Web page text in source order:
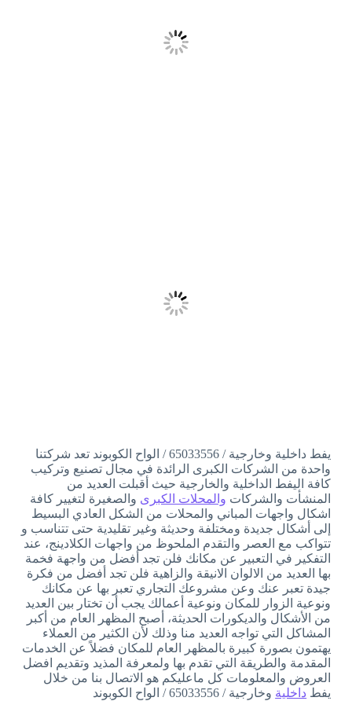
يفط داخلية وخارجية / 65033556 / الواح الكوبوند تعد شركتنا
واحدة من الشركات الكبرى الرائدة في مجال تصنيع وتركيب
كافة اليفط الداخلية والخارجية حيث أقبلت العديد من
المنشأت والشركات والمحلات الكبرى والصغيرة لتغيير كافة
اشكال واجهات المباني والمحلات من الشكل العادي البسيط
إلى أشكال جديدة ومختلفة وحديثة وغير تقليدية حتى تتناسب و
تتواكب مع العصر والتقدم الملحوظ من واجهات الكلادينج، عند
التفكير في التعبير عن مكانك فلن تجد أفضل من واجهة فخمة
بها العديد من الالوان الانيقة والزاهية فلن تجد أفضل من فكرة
جيدة تعبر عنك وعن مشروعك التجاري تعبر بها عن مكانك
ونوعية الزوار للمكان ونوعية أعمالك يجب أن تختار بين العديد
من الأشكال والديكورات الحديثة، أصبح المظهر العام من أكبر
المشاكل التي تواجه العديد منا وذلك لأن الكثير من العملاء
يهتمون بصورة كبيرة بالمظهر العام للمكان فضلاً عن الخدمات
المقدمة والطريقة التي تقدم بها ولمعرفة المذيد وتقديم افضل
العروض والمعلومات كل ماعليكم هو الاتصال بنا من خلال
يفط داخلية وخارجية / 65033556 / الواح الكوبوند